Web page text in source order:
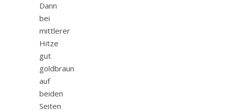
Dann
bei
mittlerer
Hitze
gut
goldbraun
auf
beiden
Seiten